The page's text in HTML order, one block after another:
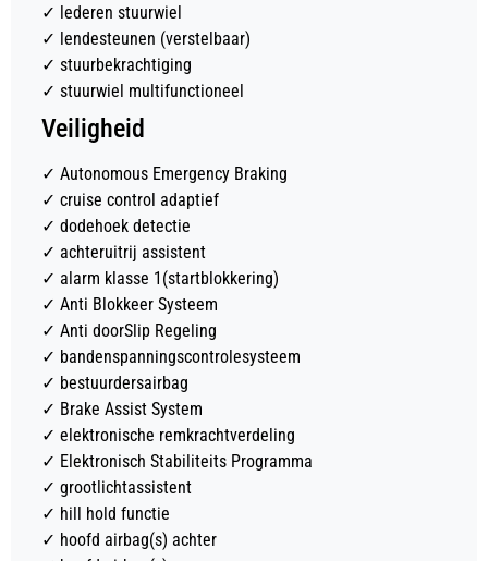
✓ lederen stuurwiel
✓ lendesteunen (verstelbaar)
✓ stuurbekrachtiging
✓ stuurwiel multifunctioneel
Veiligheid
✓ Autonomous Emergency Braking
✓ cruise control adaptief
✓ dodehoek detectie
✓ achteruitrij assistent
✓ alarm klasse 1(startblokkering)
✓ Anti Blokkeer Systeem
✓ Anti doorSlip Regeling
✓ bandenspanningscontrolesysteem
✓ bestuurdersairbag
✓ Brake Assist System
✓ elektronische remkrachtverdeling
✓ Elektronisch Stabiliteits Programma
✓ grootlichtassistent
✓ hill hold functie
✓ hoofd airbag(s) achter